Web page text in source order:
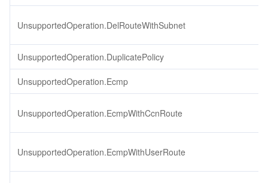
UnsupportedOperation.DelRouteWithSubnet
UnsupportedOperation.DuplicatePolicy
UnsupportedOperation.Ecmp
UnsupportedOperation.EcmpWithCcnRoute
UnsupportedOperation.EcmpWithUserRoute